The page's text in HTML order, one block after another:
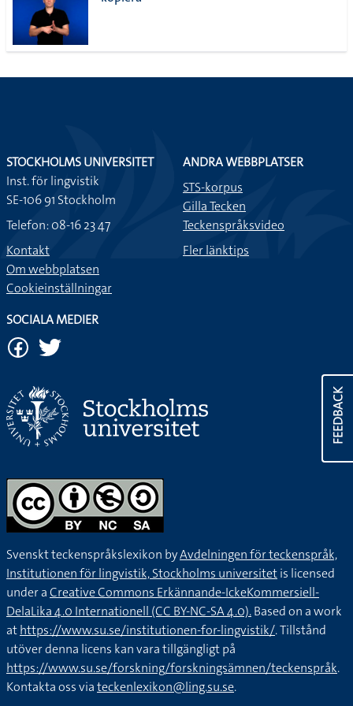
FEEDBACK
STOCKHOLMS UNIVERSITET
Inst. för lingvistik
SE-106 91 Stockholm
Telefon: 08-16 23 47
Kontakt
Om webbplatsen
Cookieinställningar
ANDRA WEBBPLATSER
STS-korpus
Gilla Tecken
Teckenspråksvideo
Fler länktips
SOCIALA MEDIER
Svenskt teckenspråkslexikon byAvdelningen för teckenspråk,
Institutionen för lingvistik, Stockholms universitetis licensed
under aCreative Commons Erkännande-IckeKommersiell-
DelaLika 4.0 Internationell (CC BY-NC-SA 4.0).Based on a work
athttps://www.su.se/institutionen-for-lingvistik/. Tillstånd
utöver denna licens kan vara tillgängligt på
https://www.su.se/forskning/forskningsämnen/teckenspråk.
Kontakta oss viateckenlexikon@ling.su.se.